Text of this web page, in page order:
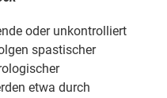
oder unkontrolliert
spastischer
etwa durch